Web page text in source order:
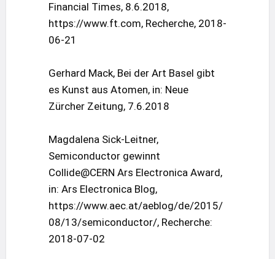
Financial Times, 8.6.2018,
https://www.ft.com, Recherche, 2018-
06-21
Gerhard Mack, Bei der Art Basel gibt
es Kunst aus Atomen, in: Neue
Zürcher Zeitung, 7.6.2018
Magdalena Sick-Leitner,
Semiconductor gewinnt
Collide@CERN Ars Electronica Award,
in: Ars Electronica Blog,
https://www.aec.at/aeblog/de/2015/
08/13/semiconductor/, Recherche:
2018-07-02